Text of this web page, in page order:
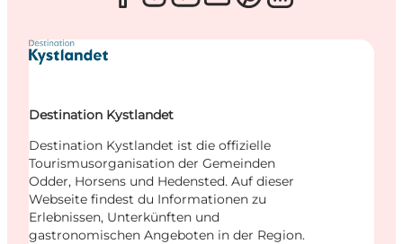
Destination Kystlandet
Destination Kystlandet ist die offizielle
Tourismusorganisation der Gemeinden
Odder, Horsens und Hedensted. Auf dieser
Webseite findest du Informationen zu
Erlebnissen, Unterkünften und
gastronomischen Angeboten in der Region.